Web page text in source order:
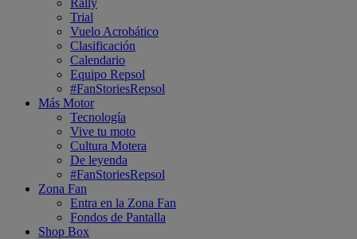
Rally
Trial
Vuelo Acrobático
Clasificación
Calendario
Equipo Repsol
#FanStoriesRepsol
Más Motor
Tecnología
Vive tu moto
Cultura Motera
De leyenda
#FanStoriesRepsol
Zona Fan
Entra en la Zona Fan
Fondos de Pantalla
Shop Box